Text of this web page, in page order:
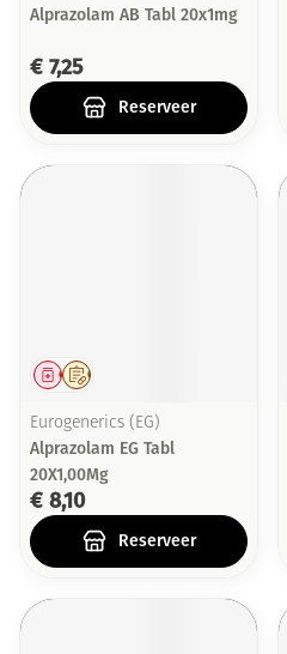
Alprazolam AB Tabl 20x1mg
€ 7,25
Reserveer
Op voorschrift
Geneesmiddel
Eurogenerics (EG)
Alprazolam EG Tabl
20X1,00Mg
€ 8,10
Reserveer